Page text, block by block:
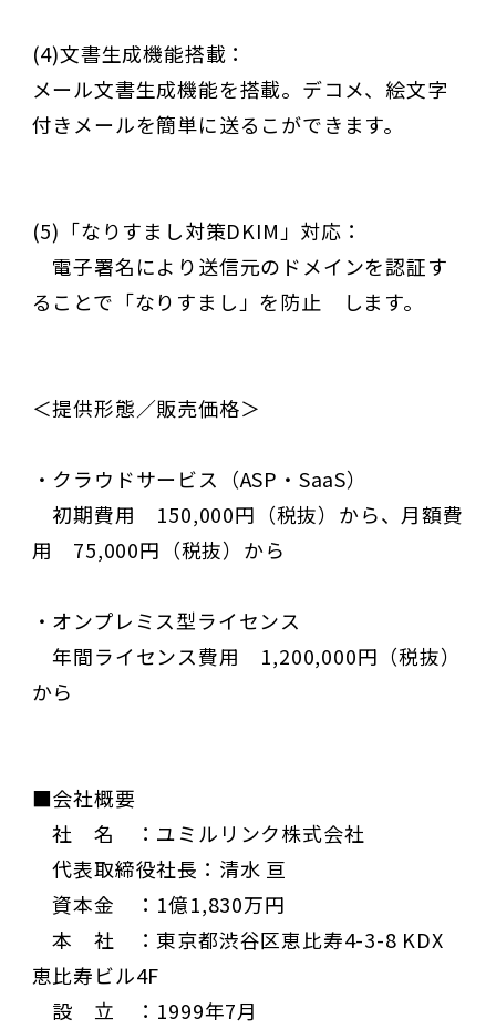
(4)文書生成機能搭載：
メール文書生成機能を搭載。デコメ、絵文字
付きメールを簡単に送るこができます。
(5)「なりすまし対策DKIM」対応：
電子署名により送信元のドメインを認証す
ることで「なりすまし」を防止 します。
＜提供形態／販売価格＞
・クラウドサービス（ASP・SaaS）
初期費用 150,000円（税抜）から、月額費
用 75,000円（税抜）から
・オンプレミス型ライセンス
年間ライセンス費用 1,200,000円（税抜）
から
■会社概要
社 名 ：ユミルリンク株式会社
代表取締役社長：清水 亘
資本金 ：1億1,830万円
本 社 ：東京都渋谷区恵比寿4-3-8 KDX
恵比寿ビル4F
設 立 ：1999年7月